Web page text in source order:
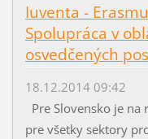
Iuventa -
Spolupráca v
osvedčených
18.12.2014 09:42
Pre Slovensko je
pre všetky sektory